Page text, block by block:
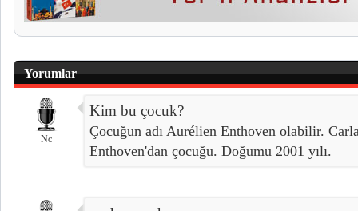
Yorumlar
Nc
Kim bu çocuk?
Çocuğun adı Aurélien Enthoven olabilir.
Enthoven'dan çocuğu. Doğumu 2001 yılı.